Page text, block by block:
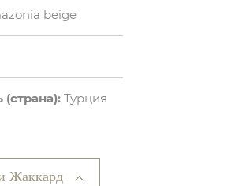
beige
Турция
Жаккард